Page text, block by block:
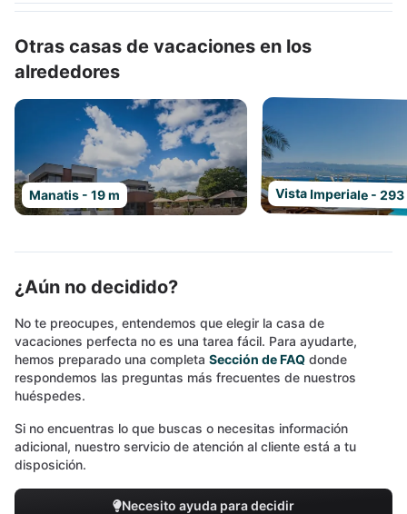
Otras casas de vacaciones en los
alrededores
Manatis - 19 m Vista Imperiale - 293
¿Aún no decidido?
No te preocupes, entendemos que elegir la casa de
vacaciones perfecta no es una tarea fácil. Para ayudarte,
hemos preparado una completa Sección de FAQ donde
respondemos las preguntas más frecuentes de nuestros
huéspedes.
Si no encuentras lo que buscas o necesitas información
adicional, nuestro servicio de atención al cliente está a tu
disposición.
Necesito ayuda para decidir